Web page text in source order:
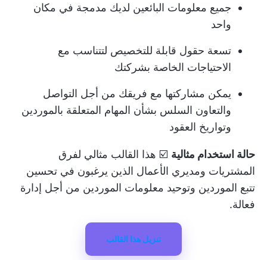
جميع معلومات البائعين لديك مدمجة في مكان
واحد
تسعة حقول قابلة للتخصيص لتتناسب مع
الاحتياجات الخاصة بشركتك
يمكن مشاركتها مع فريقك من أجل التواصل
والتعاون السلس بشأن المهام المتعلقة بالموردين
وتواريخ العقود
حالة استخدام مثالية ☑️ هذا القالب مثالي لفرق
المشتريات ومديري الأعمال الذين يرغبون في تحسين
تتبع الموردين وتوحيد معلومات الموردين من أجل إدارة
فعالة.
تنزيل هذا القالب